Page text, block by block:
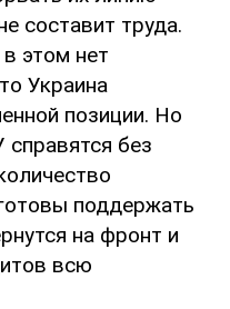
составит труда.
этом нет
Украина
позиции. Но
справятся без
поддержать
на фронт и
всю